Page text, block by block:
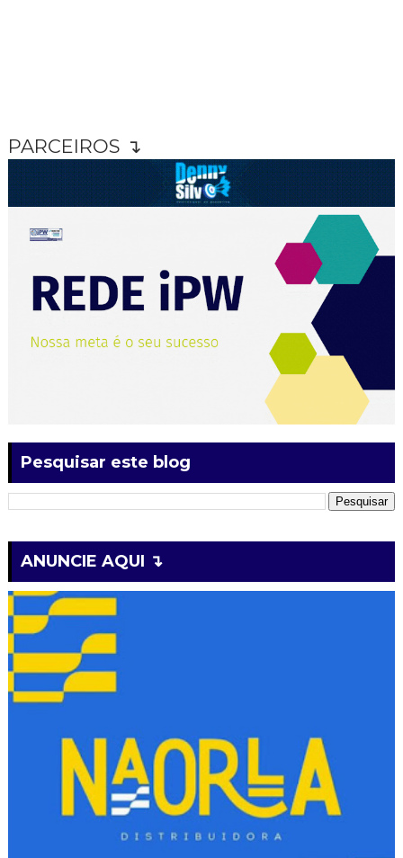
PARCEIROS ↴
Pesquisar este blog
ANUNCIE AQUI ↴